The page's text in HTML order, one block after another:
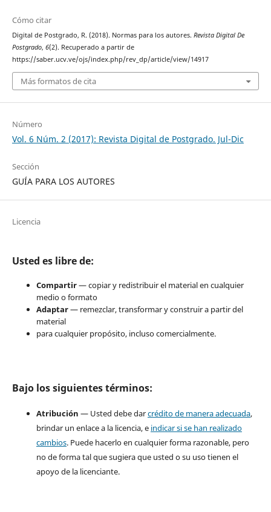
Cómo citar
Digital de Postgrado, R. (2018). Normas para los autores. Revista Digital De
Postgrado, 6(2). Recuperado a partir de
https://saber.ucv.ve/ojs/index.php/rev_dp/article/view/14917
Más formatos de cita
Número
Vol. 6 Núm. 2 (2017): Revista Digital de Postgrado. Jul-Dic
Sección
GUÍA PARA LOS AUTORES
Licencia
Usted es libre de:
Compartir— copiar y redistribuir el material en cualquier
medio o formato
Adaptar— remezclar, transformar y construir a partir del
material
para cualquier propósito, incluso comercialmente.
Bajo los siguientes términos:
Atribución — Usted debe darcrédito de manera adecuada,
brindar un enlace a la licencia, e indicar si se han realizado
cambios. Puede hacerlo en cualquier forma razonable, pero
no de forma tal que sugiera que usted o su uso tienen el
apoyo de la licenciante.